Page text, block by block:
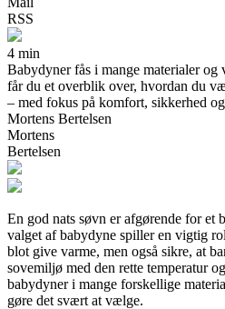
RSS
4 min
Babydyner fås i mange materialer og
får du et overblik over, hvordan du
– med fokus på komfort, sikkerhed
Mortens Bertelsen
Mortens
Bertelsen
En god nats søvn er afgørende for et
valget af babydyne spiller en vigtig
blot give varme, men også sikre, at
sovemiljø med den rette temperatur
babydyner i mange forskellige
gøre det svært at vælge.